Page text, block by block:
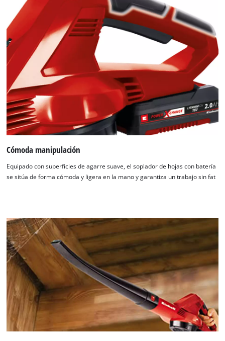
Cómoda manipulación
Equipado con superficies de agarre suave, el soplador de hojas con batería
se sitúa de forma cómoda y ligera en la mano y garantiza un trabajo sin fat